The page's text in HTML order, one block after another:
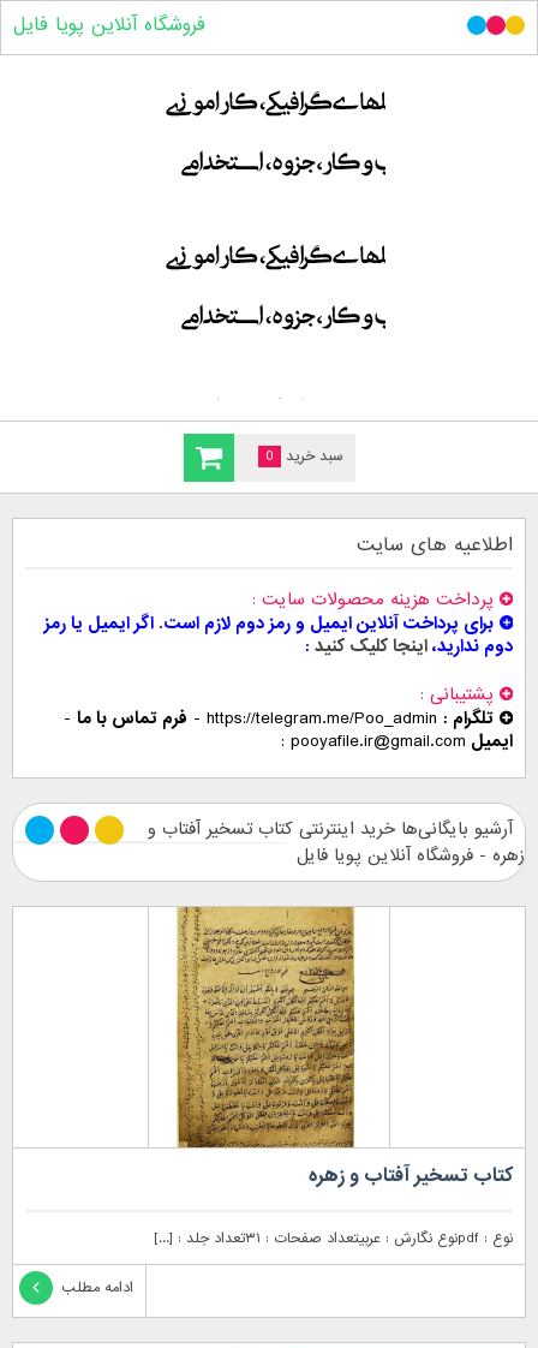
سبد خرید 0
فروشگاه آنلاین پویا فایل
اطلاعیه های سایت
پرداخت هزینه محصولات سایت
برای پرداخت آنلاین ایمیل و رمز دوم لازم است. اگر ایمیل یا رمز
دوم ندارید،اینجا کلیک کنید
پشتیبانی
تلگرام : https://telegram.me/Poo_admin
- فرم تماس با ما -
ایمیل pooyafile.ir@gmail.com
آرشیو بایگانی‌ها خرید اینترنتی کتاب تسخیر آفتاب و
زهره - فروشگاه آنلاین پویا فایل
کتاب تسخیر آفتاب و زهره
نوع : pdfنوع نگارش : عربیتعداد صفحات : ۳۱تعداد جلد : [...]
ادامه مطلب